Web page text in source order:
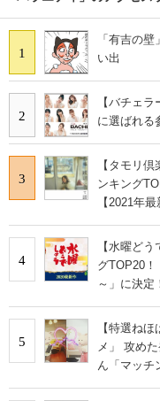
1
「有吉の
い出
2
【バチェ
に選ばれる
3
【タモリ
ンキング
【2021年
4
【水曜ど
グTOP20
～」に決定
5
【特選ね
メ」 攻め
ん「マッチ